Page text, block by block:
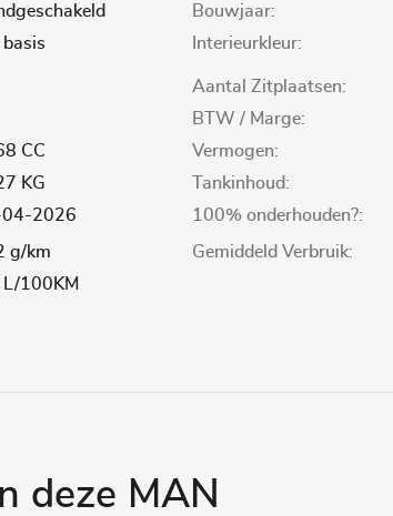
Bouwjaar:
Interieurkleur:
Aantal Zitplaatsen:
BTW / Marge:
CC Vermogen:
KG Tankinhoud:
2026 100% onderhouden?:
g/km Gemiddeld Verbruik:
100KM
deze MAN